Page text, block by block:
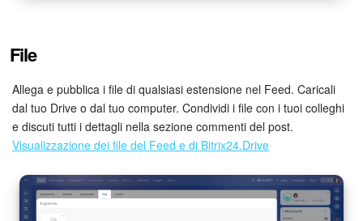
File
Allega e pubblica i file di qualsiasi estensione nel Feed. Caricali
dal tuo Drive o dal tuo computer. Condividi i file con i tuoi colleghi
e discuti tutti i dettagli nella sezione commenti del post.
Visualizzazione dei file del Feed e di Bitrix24.Drive